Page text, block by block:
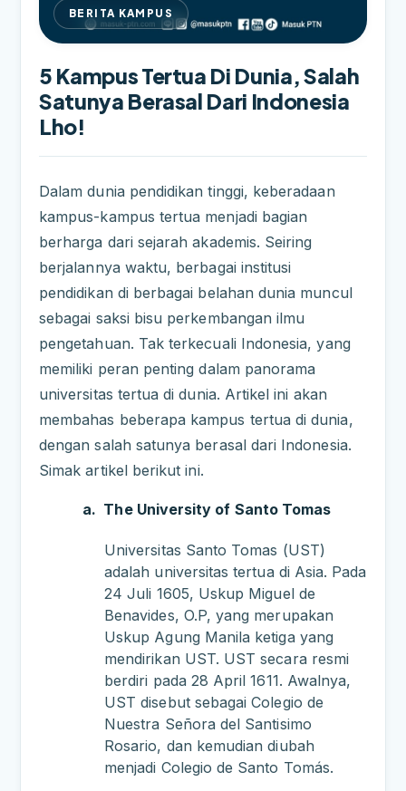
BERITA KAMPUS
5 Kampus Tertua Di Dunia, Salah
Satunya Berasal Dari Indonesia
Lho!
Dalam dunia pendidikan tinggi, keberadaan
kampus-kampus tertua menjadi bagian
berharga dari sejarah akademis. Seiring
berjalannya waktu, berbagai institusi
pendidikan di berbagai belahan dunia muncul
sebagai saksi bisu perkembangan ilmu
pengetahuan. Tak terkecuali Indonesia, yang
memiliki peran penting dalam panorama
universitas tertua di dunia. Artikel ini akan
membahas beberapa kampus tertua di dunia,
dengan salah satunya berasal dari Indonesia.
Simak artikel berikut ini.
a. The University of Santo Tomas
Universitas Santo Tomas (UST)
adalah universitas tertua di Asia. Pada
24 Juli 1605, Uskup Miguel de
Benavides, O.P, yang merupakan
Uskup Agung Manila ketiga yang
mendirikan UST. UST secara resmi
berdiri pada 28 April 1611. Awalnya,
UST disebut sebagai Colegio de
Nuestra Señora del Santisimo
Rosario, dan kemudian diubah
menjadi Colegio de Santo Tomás.